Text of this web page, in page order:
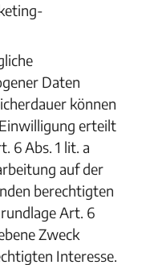
Daten
können
erteilt
6 Abs. 1 lit. a
auf der
berechtigten
Art. 6
Zweck
Interesse.